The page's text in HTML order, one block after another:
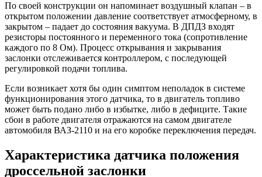
По своей конструкции он напоминает воздушный клапан – в
открытом положении давление соответствует атмосферному, в
закрытом – падает до состояния вакуума. В ДПДЗ входят
резисторы постоянного и переменного тока (сопротивление
каждого по 8 Ом). Процесс открывания и закрывания
заслонки отслеживается контроллером, с последующей
регулировкой подачи топлива.
Если возникает хотя бы один симптом неполадок в системе
функционирования этого датчика, то в двигатель топливо
может быть подано либо в избытке, либо в дефиците. Такие
сбои в работе двигателя отражаются на самом двигателе
автомобиля ВАЗ-2110 и на его коробке переключения передач.
Характеристика датчика положения
дроссельной заслонки